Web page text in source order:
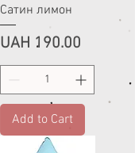
Сатин лимон
Price
UAH 190.00
Add to Cart